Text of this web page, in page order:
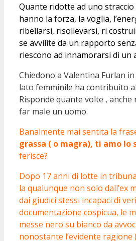
Quante ridotte ad uno
hanno la forza, la voglia,
ribellarsi, risollevarsi, ri
se avvilite da un rapporto
riescono ad innamorarsi di un
Chiedono a Valentina Furlan
lato femminile ha contribuito
Risponde quante volte ,
far male un uomo.
Banalmente mai sentita la
grassa ( o magra), ti amo lo
ferisce?
Dopo 17 anni di lotte in
la qualunque non solo dall’ex
dai giudici stessi incapaci di
documentazione cospicua, le
messe nero su bianco da
nonostante l’evidente ragione (